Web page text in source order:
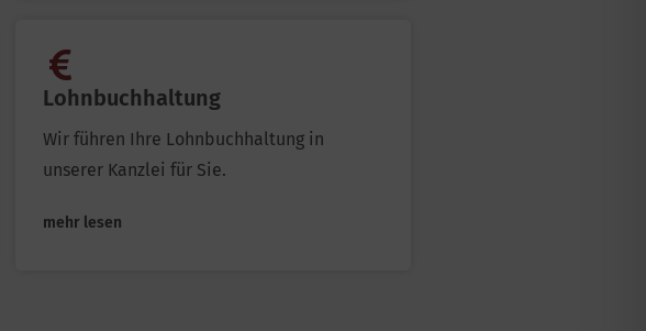
Lohnbuchhaltung
Wir führen Ihre Lohnbuchhaltung in
unserer Kanzlei für Sie.
mehr lesen